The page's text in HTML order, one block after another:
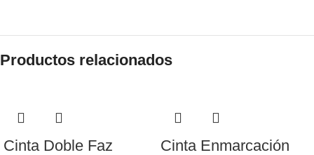
Productos relacionados
Cinta Doble Faz
Cinta Enmarcación